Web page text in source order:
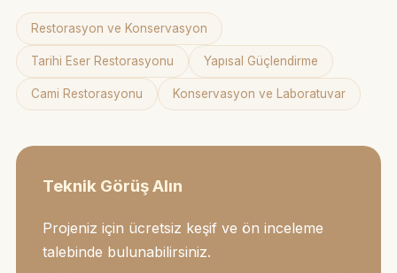
Restorasyon ve Konservasyon
Tarihi Eser Restorasyonu Yapısal Güçlendirme
Cami Restorasyonu Konservasyon ve Laboratuvar
Teknik Görüş Alın
Projeniz için ücretsiz keşif ve ön inceleme
talebinde bulunabilirsiniz.